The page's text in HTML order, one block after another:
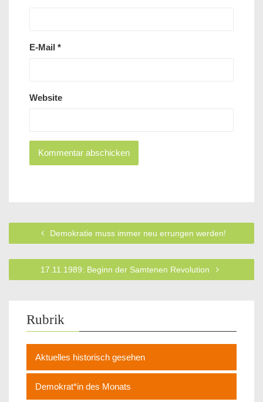
E-Mail *
Website
Demokratie muss immer neu errungen werden!
17.11.1989: Beginn der Samtenen Revolution
Rubrik
Aktuelles historisch gesehen
Demokrat*in des Monats